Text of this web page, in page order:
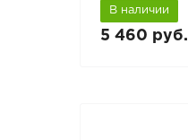
В наличии
5 460 руб.